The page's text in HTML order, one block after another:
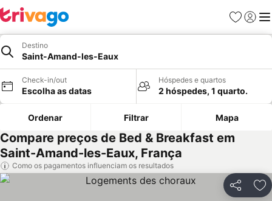
Favoritos
Iniciar
Destino
Saint-Amand-les-Eaux
Check-in/out
Escolha as datas
Hóspedes e quartos
2 hóspedes, 1 quarto.
Ordenar Filtrar Mapa
Compare preços de Bed & Breakfast em
Saint-Amand-les-Eaux, França
Como os pagamentos influenciam os resultados
Partilhar